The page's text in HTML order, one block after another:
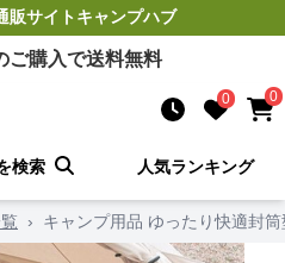
販サイトキャンプハブ
ご購入で送料無料
0 0
検索 人気ランキング
› キャンプ用品 ゆったり快適封